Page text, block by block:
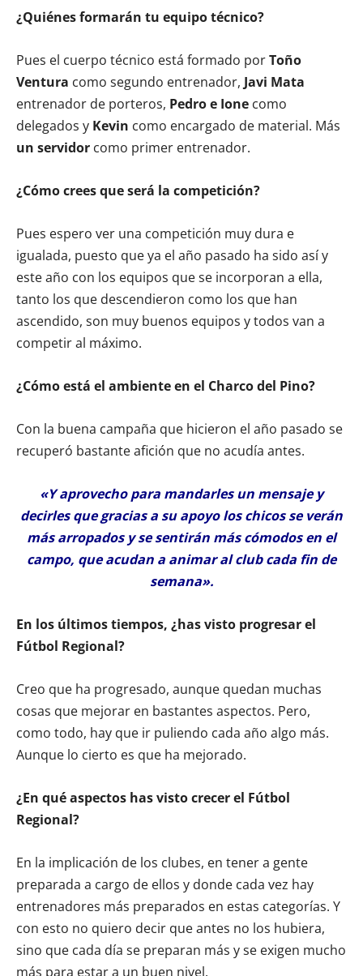
¿Quiénes formarán tu equipo técnico?
Pues el cuerpo técnico está formado porToño
Ventura como segundo entrenador, Javi Mata
entrenador de porteros, Pedro e Ione como
delegados y Kevin como encargado de material. Más
un servidor como primer entrenador.
¿Cómo crees que será la competición?
Pues espero ver una competición muy dura e
igualada, puesto que ya el año pasado ha sido así y
este año con los equipos que se incorporan a ella,
tanto los que descendieron como los que han
ascendido, son muy buenos equipos y todos van a
competir al máximo.
¿Cómo está el ambiente en el Charco del Pino?
Con la buena campaña que hicieron el año pasado se
recuperó bastante afición que no acudía antes.
«Y aprovecho para mandarles un mensaje y
decirles que gracias a su apoyo los chicos se verán
más arropados y se sentirán más cómodos en el
campo, que acudan a animar al club cada fin de
semana».
En los últimos tiempos, ¿has visto progresar el
Fútbol Regional?
Creo que ha progresado, aunque quedan muchas
cosas que mejorar en bastantes aspectos. Pero,
como todo, hay que ir puliendo cada año algo más.
Aunque lo cierto es que ha mejorado.
¿En qué aspectos has visto crecer el Fútbol
Regional?
En la implicación de los clubes, en tener a gente
preparada a cargo de ellos y donde cada vez hay
entrenadores más preparados en estas categorías. Y
con esto no quiero decir que antes no los hubiera,
sino que cada día se preparan más y se exigen mucho
más para estar a un buen nivel.